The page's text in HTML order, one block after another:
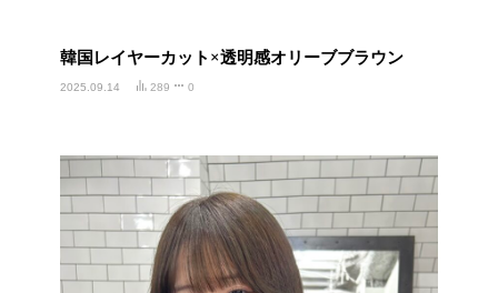
韓国レイヤーカット×透明感オリーブブラウン
2025.09.14 289 0